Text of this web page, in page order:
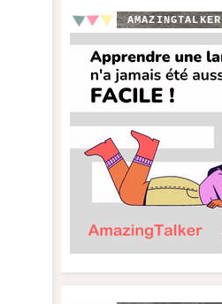
AMAZINGTALKER